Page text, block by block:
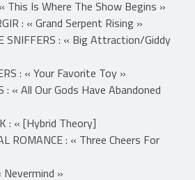
This Is Where The Show Begins »
: « Grand Serpent Rising »
SNIFFERS : « Big Attraction/Giddy
: « Your Favorite Toy »
: « All Our Gods Have Abandoned
: « [Hybrid Theory]
ROMANCE : « Three Cheers For
Nevermind »